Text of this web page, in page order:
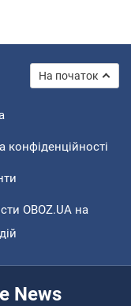
На початок
конфіденційності
OBOZ.UA на
News